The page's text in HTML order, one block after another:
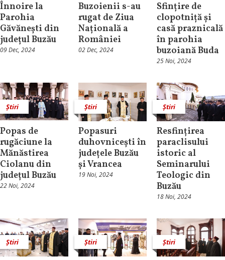
Înnoire la
Parohia
Găvănești din
județul Buzău
09 Dec, 2024
Buzoienii s-au
rugat de Ziua
Națională a
României
02 Dec, 2024
Sfințire de
clopotniță și
casă praznicală
în parohia
buzoiană Buda
25 Noi, 2024
Știri
Popas de
rugăciune la
Mănăstirea
Ciolanu din
județul Buzău
22 Noi, 2024
Știri
Popasuri
duhovnicești în
județele Buzău
și Vrancea
19 Noi, 2024
Știri
Resfințirea
paraclisului
istoric al
Seminarului
Teologic din
Buzău
18 Noi, 2024
Știri Știri Știri